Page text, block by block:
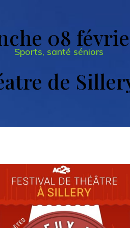
Sports, santé séniors
08
de